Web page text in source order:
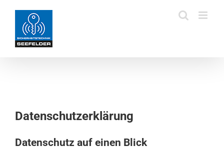
springen
Datenschutzerklärung
Datenschutz auf einen Blick